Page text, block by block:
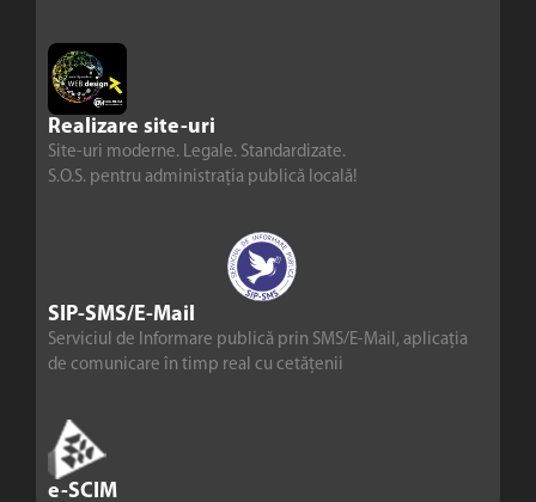
Realizare site-uri
Site-uri moderne. Legale. Standardizate.
S.O.S. pentru administrația publică locală!
SIP-SMS/E-Mail
Serviciul de Informare publică prin SMS/E-Mail, aplicația
de comunicare în timp real cu cetățenii
e-SCIM